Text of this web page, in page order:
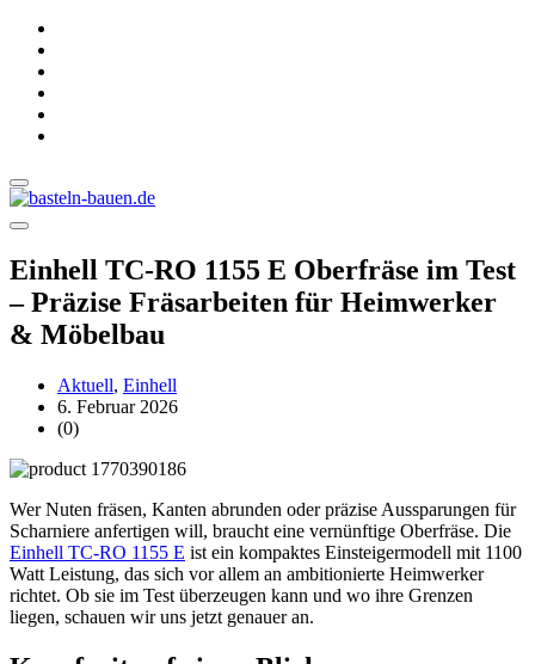
Einhell TC-RO 1155 E Oberfräse im Test
– Präzise Fräsarbeiten für Heimwerker
& Möbelbau
Aktuell, Einhell
6. Februar 2026
(0)
Wer Nuten fräsen, Kanten abrunden oder präzise Aussparungen für
Scharniere anfertigen will, braucht eine vernünftige Oberfräse. Die
Einhell TC-RO 1155 E ist ein kompaktes Einsteigermodell mit 1100
Watt Leistung, das sich vor allem an ambitionierte Heimwerker
richtet. Ob sie im Test überzeugen kann und wo ihre Grenzen
liegen, schauen wir uns jetzt genauer an.